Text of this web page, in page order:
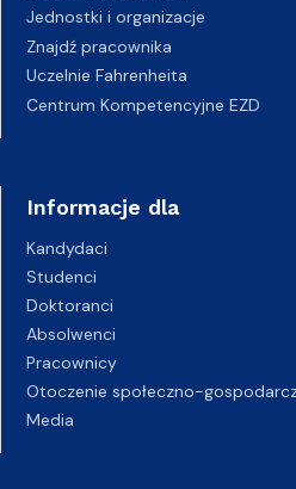
Jednostki i organizacje
Znajdź pracownika
Uczelnie Fahrenheita
Centrum Kompetencyjne EZD
Informacje dla
Kandydaci
Studenci
Doktoranci
Absolwenci
Pracownicy
Otoczenie społeczno-
Media